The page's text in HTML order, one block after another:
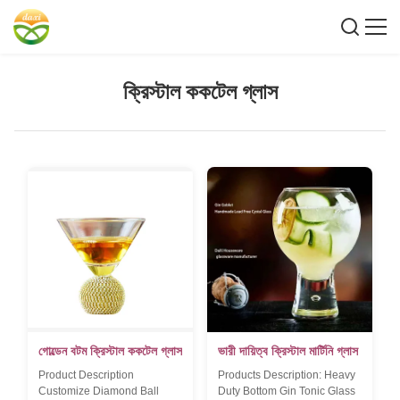
ক্রিস্টাল ককটেল গ্লাস
গোল্ডেন বটম ক্রিস্টাল ককটেল গ্লাস
Product Description
Customize Diamond Ball
ভারী দায়িত্ব ক্রিস্টাল মার্টিনি গ্লাস
Products Description: Heavy
Duty Bottom Gin Tonic Glass